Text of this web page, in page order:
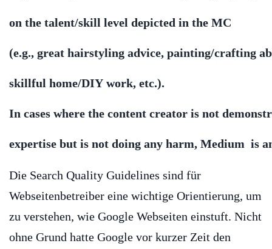
on the talent/skill level depicted in the MC
(e.g., great hairstyling advice, painting/crafting
skillful home/DIY work, etc.).
In cases where the content creator is not
expertise but is not doing any harm, Medium is
Die Search Quality Guidelines sind für
Webseitenbetreiber eine wichtige Orientierung, um
zu verstehen, wie Google Webseiten einstuft. Nicht
ohne Grund hatte Google vor kurzer Zeit den